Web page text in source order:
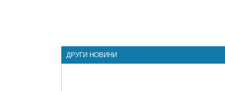
ДРУГИ НОВИНИ